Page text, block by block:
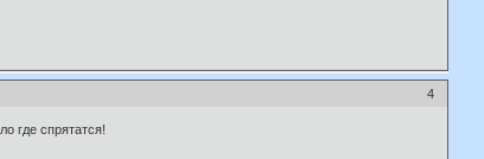
4
где спрятатся!